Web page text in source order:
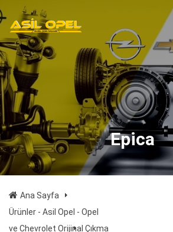
Epica
Ana Sayfa
Ürünler - Asil Opel - Opel
ve Chevrolet Orijinal Çıkma